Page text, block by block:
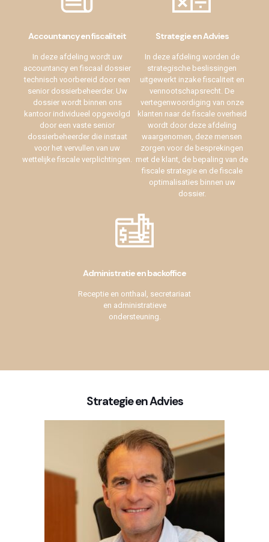
Accountancy en fiscaliteit
In deze afdeling wordt uw
accountancy en fiscaal dossier
technisch voorbereid door een
senior dossierbeheerder. Uw
dossier wordt binnen ons
kantoor individueel opgevolgd
door een vaste senior
dossierbeheerder die instaat
voor het vervullen van uw
wettelijke fiscale verplichtingen.
Strategie en Advies
In deze afdeling worden de
strategische beslissingen
uitgewerkt inzake fiscaliteit en
vennootschapsrecht. De
vertegenwoordiging van onze
klanten naar de fiscale overheid
wordt door deze afdeling
waargenomen, deze mensen
zorgen voor de besprekingen
met de klant, de bepaling van de
fiscale strategie en de fiscale
optimalisaties binnen uw
dossier.
Administratie en backoffice
Receptie en onthaal, secretariaat
en administratieve
ondersteuning.
Strategie en Advies